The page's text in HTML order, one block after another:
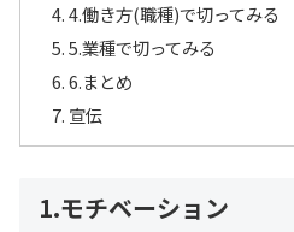
4.働き方(職種)で切ってみる
5.業種で切ってみる
6.まとめ
宣伝
1.モチベーション